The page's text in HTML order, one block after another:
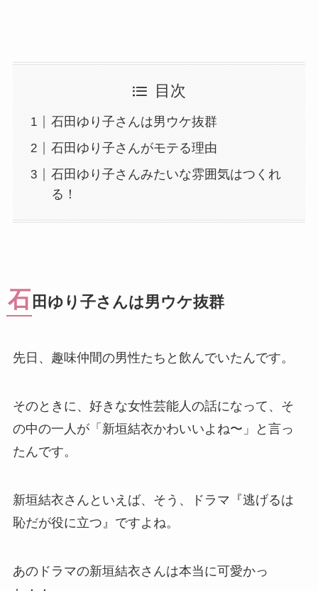
目次
石田ゆり子さんは男ウケ抜群
石田ゆり子さんがモテる理由
石田ゆり子さんみたいな雰囲気はつくれ
る！
石 田ゆり子さんは男ウケ抜群
先日、趣味仲間の男性たちと飲んでいたんです。
そのときに、好きな女性芸能人の話になって、そ
の中の一人が「新垣結衣かわいいよね〜」と言っ
たんです。
新垣結衣さんといえば、そう、ドラマ『逃げるは
恥だが役に立つ』ですよね。
あのドラマの新垣結衣さんは本当に可愛かっ